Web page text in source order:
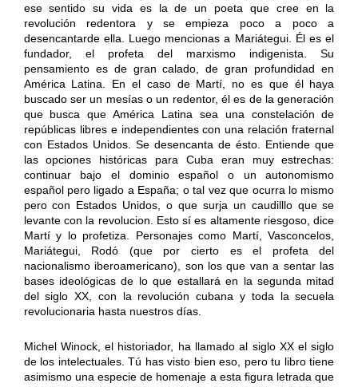
ese sentido su vida es la de un poeta que cree en la
revolución redentora y se empieza poco a poco a
desencantarde ella. Luego mencionas a Mariátegui. Él es el
fundador, el profeta del marxismo indigenista. Su
pensamiento es de gran calado, de gran profundidad en
América Latina. En el caso de Martí, no es que él haya
buscado ser un mesías o un redentor, él es de la generación
que busca que América Latina sea una constelación de
repúblicas libres e independientes con una relación fraternal
con Estados Unidos. Se desencanta de ésto. Entiende que
las opciones históricas para Cuba eran muy estrechas:
continuar bajo el dominio español o un autonomismo
español pero ligado a España; o tal vez que ocurra lo mismo
pero con Estados Unidos, o que surja un caudilllo que se
levante con la revolucion. Esto sí es altamente riesgoso, dice
Martí y lo profetiza. Personajes como Martí, Vasconcelos,
Mariátegui, Rodó (que por cierto es el profeta del
nacionalismo iberoamericano), son los que van a sentar las
bases ideológicas de lo que estallará en la segunda mitad
del siglo XX, con la revolución cubana y toda la secuela
revolucionaria hasta nuestros días.
Michel Winock, el historiador, ha llamado al siglo XX el siglo
de los intelectuales. Tú has visto bien eso, pero tu libro tiene
asimismo una especie de homenaje a esta figura letrada que